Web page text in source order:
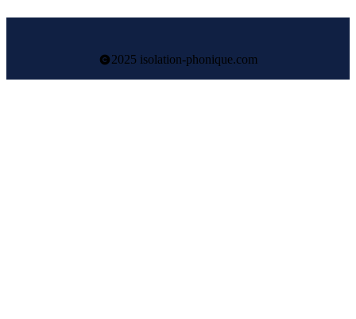
2025 isolation-phonique.com